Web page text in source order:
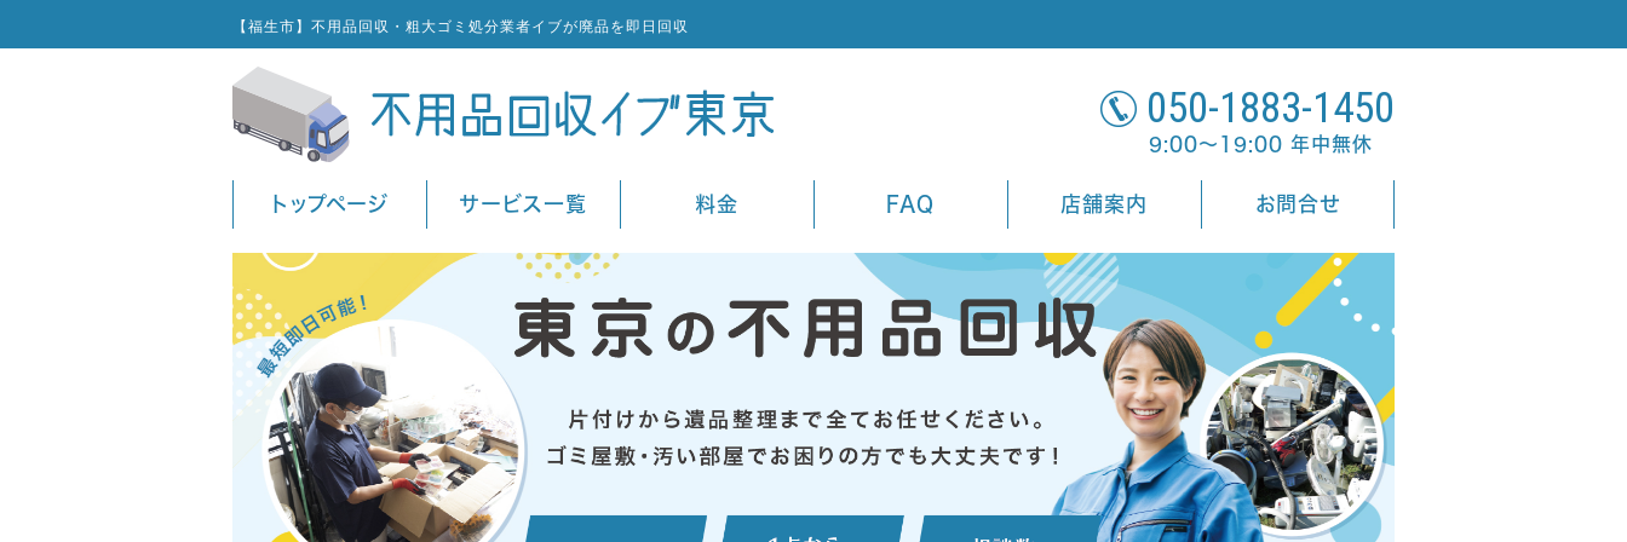
【福生市】不用品回収・粗大ゴミ処分業者イブが廃品を即日回収
050-1883-1450
9:00～19:00 年中無休
トップページ サービス一覧 料金 FAQ 店舗案内 お問合せ